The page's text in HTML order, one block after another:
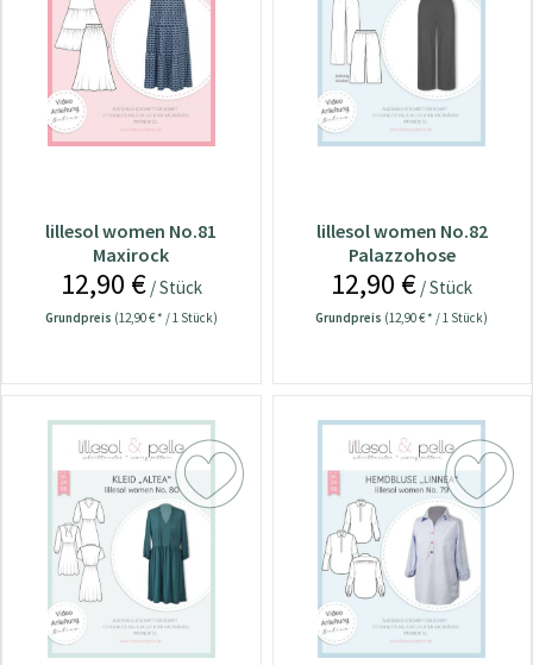
lillesol women No.81
Maxirock
12,90 €/ Stück
Grundpreis (12,90 € * / 1 Stück)
lillesol women No.82
Palazzohose
12,90 € / Stück
Grundpreis (12,90 € * / 1 Stück)